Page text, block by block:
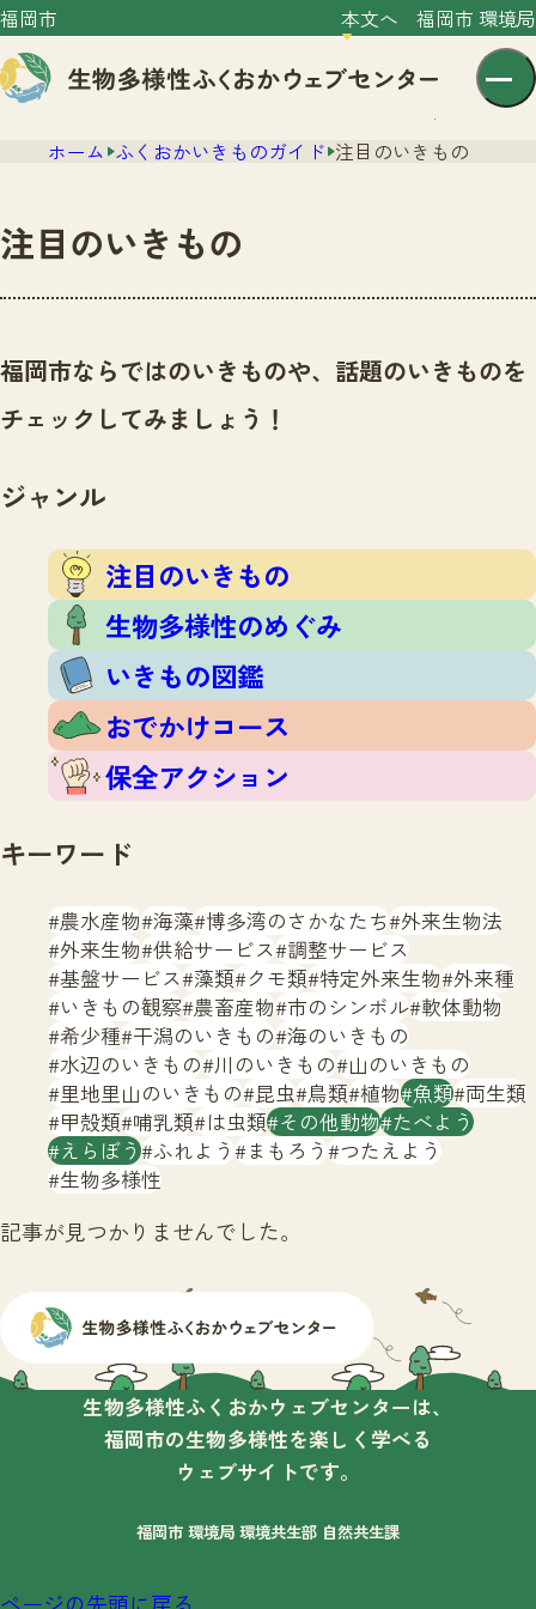
福岡市 本文へ 福岡市 環境局
文字サイズ 小 中 大
センター紹介
センター紹介TOP
サイトポリシー
ニュース
いきものガイド
注目のいきもの
生物多様性のめぐみ
いきもの図鑑
おでかけコース
保全アクション
イベント
いきもの調査隊
調査レポート
調査レポートTOP
調査結果
ふくおかいきものマップ
マッチング
マッチングTOP
掲載申し込みフォーム
お問合せ
生物多様性ふくおかウェブセンターとは
サイトマップ
ホーム ふくおかいきものガイド 注目のいきもの
注目のいきもの
福岡市ならではのいきものや、話題のいきものを
チェックしてみましょう！
ジャンル
注目のいきもの
生物多様性のめぐみ
いきもの図鑑
おでかけコース
保全アクション
キーワード
農水産物 海藻 博多湾のさかなたち 外来生物法
外来生物 供給サービス 調整サービス
基盤サービス 藻類 クモ類 特定外来生物 外来種
いきもの観察 農畜産物 市のシンボル 軟体動物
希少種 干潟のいきもの 海のいきもの
水辺のいきもの 川のいきもの 山のいきもの
里地里山のいきもの 昆虫 鳥類 植物 魚類 両生類
甲殻類 哺乳類 は虫類 その他動物 たべよう
えらぼう ふれよう まもろう つたえよう
生物多様性
記事が見つかりませんでした。
生物多様性ふくおかウェブセンターは、
福岡市の生物多様性を楽しく学べる
ウェブサイトです。
福岡市 環境局 環境共生部 自然共生課